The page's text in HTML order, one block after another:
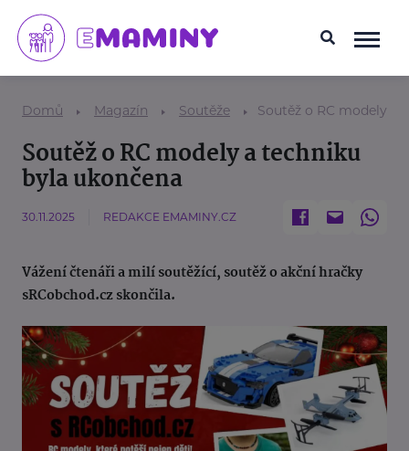
Domů Magazín Soutěže Soutěž o RC modely a
Soutěž o RC modely a techniku
byla ukončena
30.11.2025 REDAKCE EMAMINY.CZ
Vážení čtenáři a milí soutěžící, soutěž o akční hračky
sRCobchod.cz skončila.